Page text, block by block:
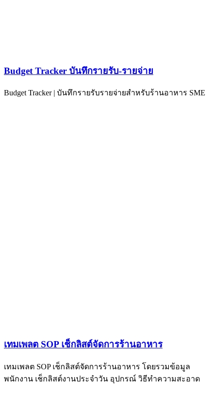
Budget Tracker บันทึกรายรับ-รายจ่าย
Budget Tracker | บันทึกรายรับรายจ่ายสำหรับร้านอาหาร SME
เทมเพลต SOP เช็กลิสต์จัดการร้านอาหาร
เทมเพลต SOP เช็กลิสต์จัดการร้านอาหาร โดยรวมข้อมูล
พนักงาน เช็กลิสต์งานประจำวัน อุปกรณ์ วิธีทำความสะอาด